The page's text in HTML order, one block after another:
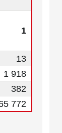
1
13
1 918
382
772